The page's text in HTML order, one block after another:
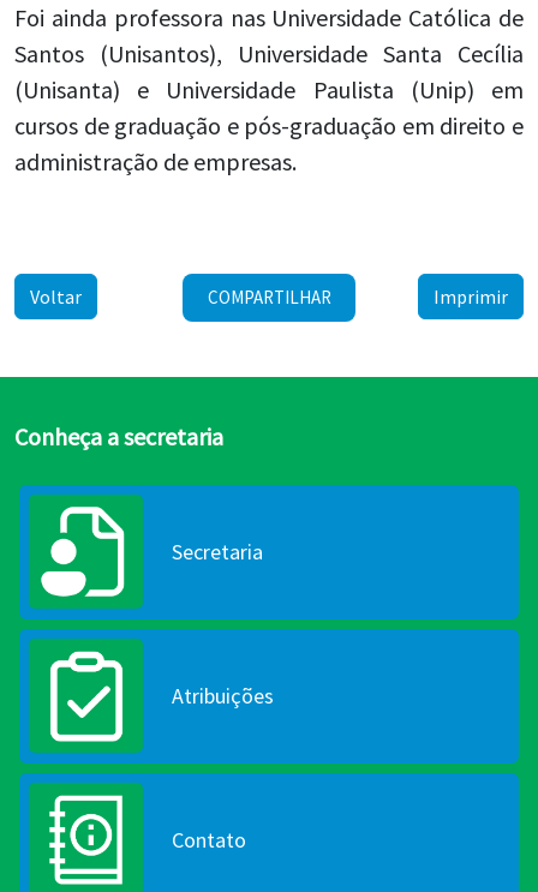
Foi ainda professora nas Universidade Católica de
Santos (Unisantos), Universidade Santa Cecília
(Unisanta) e Universidade Paulista (Unip) em
cursos de graduação e pós-graduação em direito e
administração de empresas.
Voltar COMPARTILHAR Imprimir
Conheça a secretaria
Secretaria
Atribuições
Contato